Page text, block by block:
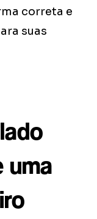
correta e
suas
uma